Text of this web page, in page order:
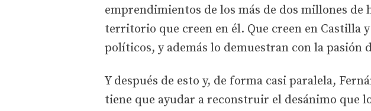
emprendimientos de los más de dos millones de
territorio que creen en él. Que creen en Castilla
políticos, y además lo demuestran con la pasión
Y después de esto y, de forma casi paralela,
tiene que ayudar a reconstruir el desánimo que